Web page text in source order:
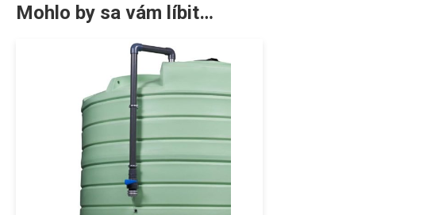
Mohlo by sa vám líbit…